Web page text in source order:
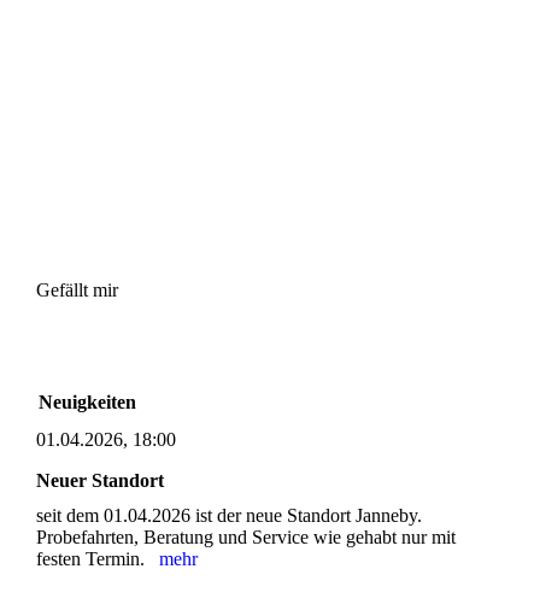
Gefällt mir
Neuigkeiten
01.04.2026, 18:00
Neuer Standort
seit dem 01.04.2026 ist der neue Standort Janneby.
Probefahrten, Beratung und Service wie gehabt nur mit
festen Termin. mehr